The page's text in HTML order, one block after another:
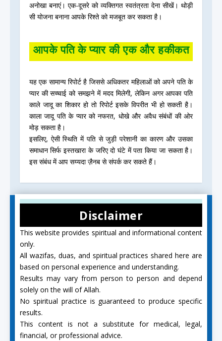
अनोखा बनाएं। एक-दूसरे को व्यक्तिगत स्वतंत्रता देना सीखें। थोड़ी
सी योजना बनाना आपके रिश्ते को मजबूत कर सकता है।
आपके पति के प्यार की एक और हकीकत
यह एक सामान्य रिपोर्ट है जिससे अधिकतर महिलाओं को अपने पति के
प्यार की सच्चाई को समझने में मदद मिलेगी, लेकिन अगर आपका पति
काले जादू का शिकार हो तो रिपोर्ट इसके विपरीत भी हो सकती है।
काला जादू पति के प्यार को नफरत, धोखे और अवैध संबंधों की ओर
मोड़ सकता है।
इसलिए, ऐसी स्थिति में पति से जुड़ी परेशानी का कारण और उसका
समाधान सिर्फ इस्तखारा के जरिए दो घंटे में पता किया जा सकता है।
इस संबंध में आप सय्यदा ज़ैनब से संपर्क कर सकते हैं।
Disclaimer
This website provides spiritual and informational content
only.
All wazifas, duas, and spiritual practices shared here are
based on personal experience and understanding.
Results may vary from person to person and depend
solely on the will of Allah.
No spiritual practice is guaranteed to produce specific
results.
This content is not a substitute for medical, legal,
financial, or professional advice.